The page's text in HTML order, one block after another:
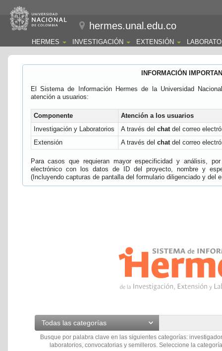
hermes.unal.edu.co
HERMES INVESTIGACIÓN EXTENSIÓN
INFORMACIÓN
El Sistema de Información Hermes de la Universidad
atención a usuarios:
Componente
Atención a los usuarios
Investigación y Laboratorios
A través del chatdel correo
Extensión
A través del chatdel correo
Para casos que requieran mayor especificidad y análisis,
electrónico con los datos de ID del proyecto, nombre y
(Incluyendo capturas de pantalla del formulario diligenciado y del
Todas las categorías
Busque por palabra clave en las siguientes categorías:
laboratorios, convocatorias y semilleros. Seleccione la